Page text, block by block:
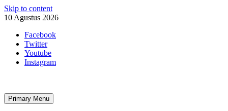
Skip to content
10 Agustus 2026
Facebook
Twitter
Youtube
Instagram
Primary Menu